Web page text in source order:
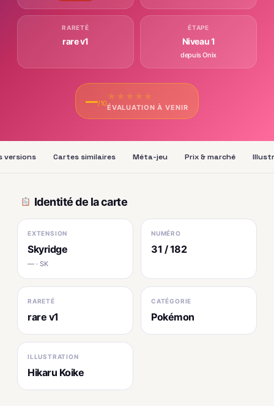
RARETÉ
rare v1
ÉTAPE
Niveau 1
depuis Onix
—/10
★ ★ ★ ★ ★
ÉVALUATION À VENIR
versions Cartes similaires Méta-jeu Prix & marché
Identité de la carte
EXTENSION
Skyridge
— · SK
NUMÉRO
31 / 182
RARETÉ
rare v1
CATÉGORIE
Pokémon
ILLUSTRATION
Hikaru Koike